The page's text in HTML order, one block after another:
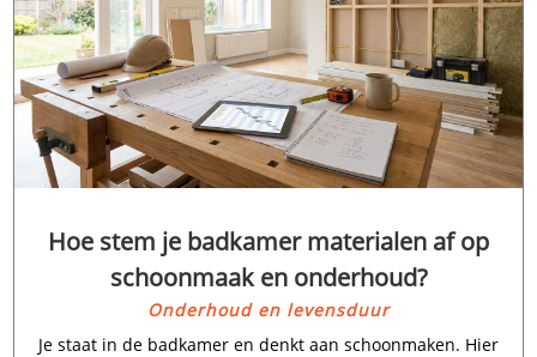
Hoe stem je badkamer materialen af op
schoonmaak en onderhoud?
Onderhoud en levensduur
Je staat in de badkamer en denkt aan schoonmaken.​ Hier